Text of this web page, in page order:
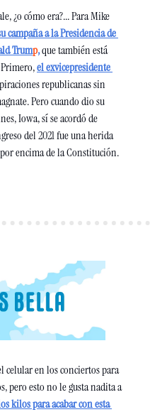
¿o cómo era?... Para Mike
campaña a la Presidencia de
Trump, que también está
el exvicepresidente
republicanas sin
Pero cuando dio su
Iowa, sí se acordó de
del 2021 fue una herida
encima de la Constitución.
celular en los conciertos para
pero esto no le gusta nadita a
kilos para acabar con esta